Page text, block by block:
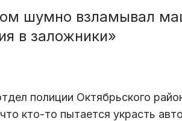
шумно взламывал
в заложники»
полиции Октябрьского
кто-то пытается украсть